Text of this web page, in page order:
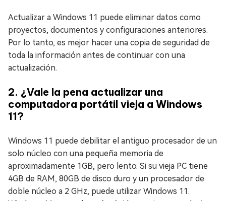
Actualizar a Windows 11 puede eliminar datos como
proyectos, documentos y configuraciones anteriores.
Por lo tanto, es mejor hacer una copia de seguridad de
toda la información antes de continuar con una
actualización.
2. ¿Vale la pena actualizar una
computadora portátil vieja a Windows
11?
Windows 11 puede debilitar el antiguo procesador de un
solo núcleo con una pequeña memoria de
aproximadamente 1GB, pero lento. Si su vieja PC tiene
4GB de RAM, 80GB de disco duro y un procesador de
doble núcleo a 2 GHz, puede utilizar Windows 11.